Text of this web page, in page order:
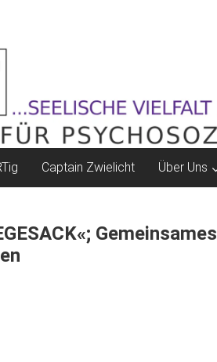
Captain Zwielicht Über Uns
Gemeinsames